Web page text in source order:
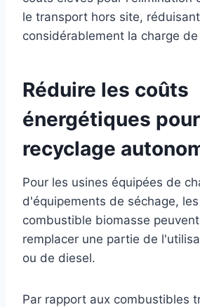
le transport hors site, réduisant
considérablement la charge
Réduire les coûts
énergétiques
recyclage
Pour les usines équipées de
d'équipements de séchage,
combustible biomasse
remplacer une partie de
ou de diesel.
Par rapport aux combustibles